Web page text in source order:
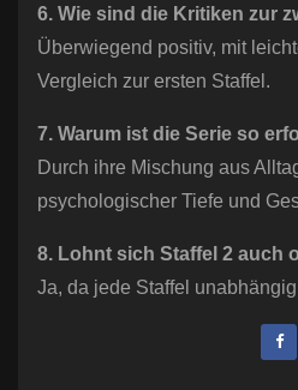
6. Wie sind die Kritiken zur
Überwiegend positiv, mit
Vergleich zur ersten Staffel.
7. Warum ist die Serie so
Durch ihre Mischung aus
psychologischer Tiefe und
8. Lohnt sich Staffel 2 auch
Ja, da jede Staffel